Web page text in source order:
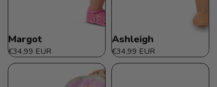
Margot
€34,99 EUR
Ashleigh
€34,99 EUR